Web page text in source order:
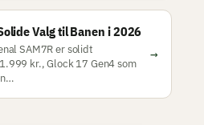
Valg til Banen i 2026
SAM7R er solidt
kr., Glock 17 Gen4 som
→